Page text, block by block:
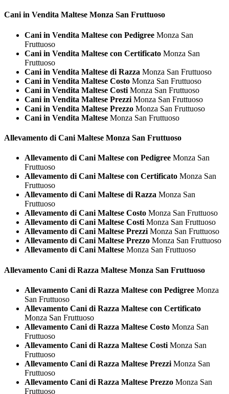
Cani in Vendita Maltese Monza San Fruttuoso
Cani in Vendita Maltese con Pedigree Monza San
Fruttuoso
Cani in Vendita Maltese con Certificato Monza San
Fruttuoso
Cani in Vendita Maltese di Razza Monza San Fruttuoso
Cani in Vendita Maltese Costo Monza San Fruttuoso
Cani in Vendita Maltese Costi Monza San Fruttuoso
Cani in Vendita Maltese Prezzi Monza San Fruttuoso
Cani in Vendita Maltese Prezzo Monza San Fruttuoso
Cani in Vendita Maltese Monza San Fruttuoso
Allevamento di Cani Maltese Monza San Fruttuoso
Allevamento di Cani Maltese con Pedigree Monza San
Fruttuoso
Allevamento di Cani Maltese con Certificato Monza San
Fruttuoso
Allevamento di Cani Maltese di Razza Monza San
Fruttuoso
Allevamento di Cani Maltese Costo Monza San Fruttuoso
Allevamento di Cani Maltese Costi Monza San Fruttuoso
Allevamento di Cani Maltese Prezzi Monza San Fruttuoso
Allevamento di Cani Maltese Prezzo Monza San Fruttuoso
Allevamento di Cani Maltese Monza San Fruttuoso
Allevamento Cani di Razza Maltese Monza San Fruttuoso
Allevamento Cani di Razza Maltese con Pedigree Monza
San Fruttuoso
Allevamento Cani di Razza Maltese con Certificato
Monza San Fruttuoso
Allevamento Cani di Razza Maltese Costo Monza San
Fruttuoso
Allevamento Cani di Razza Maltese Costi Monza San
Fruttuoso
Allevamento Cani di Razza Maltese Prezzi Monza San
Fruttuoso
Allevamento Cani di Razza Maltese Prezzo Monza San
Fruttuoso